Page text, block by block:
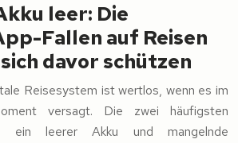
leer: Die
Fallen auf Reisen
davor schützen
Reisesystem ist wertlos, wenn es im
versagt. Die zwei häufigsten
ein leerer Akku und mangelnde